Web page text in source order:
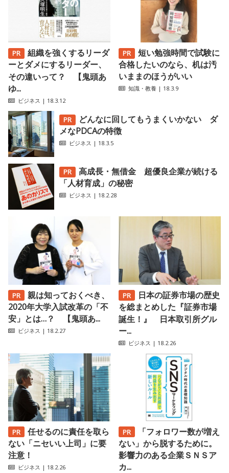
組織を強くするリーダ
ーとダメにするリーダー、
その違いって？ 【鬼頭あ
ゆ...
ビジネス | 18.3.12
短い勉強時間で試験に
合格したいのなら、机は汚
いままのほうがいい
知識・教養 | 18.3.9
どんなに回してもうまくいかない ダ
メなPDCAの特徴
ビジネス | 18.3.5
高成長・無借金 超優良企業が続ける
「人材育成」の秘密
ビジネス | 18.2.28
親は知っておくべき、
2020年大学入試改革の「不
安」とは…？ 【鬼頭あ...
ビジネス | 18.2.27
日本の証券市場の歴史
を総まとめした『証券市場
誕生！』 日本取引所グル
ー...
ビジネス | 18.2.26
任せるのに責任を取ら
ない「ニセいい上司」に要
注意！
ビジネス | 18.2.26
「フォロワー数が増え
ない」から脱するために。
影響力のある企業ＳＮＳア
カ...